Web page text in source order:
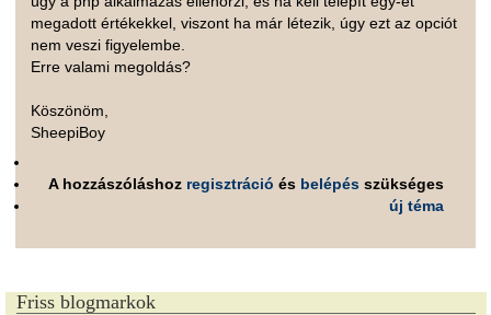
megadott értékekkel, viszont ha már létezik, úgy ezt az opciót
nem veszi figyelembe.
Erre valami megoldás?
Köszönöm,
SheepiBoy
A hozzászóláshoz regisztráció és belépés szükséges
új téma
Friss blogmarkok